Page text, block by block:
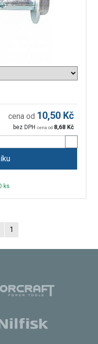
cena od 10,50 Kč
bez DPH cena od 8,68 Kč
ks
1